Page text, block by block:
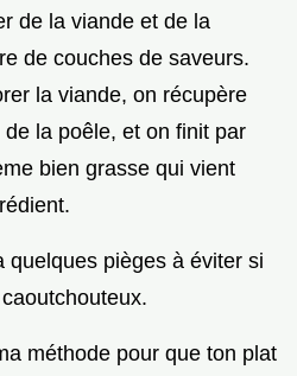
de la viande et de la
de couches de saveurs.
la viande, on récupère
la poêle, et on finit par
bien grasse qui vient
quelques pièges à éviter si
méthode pour que ton plat